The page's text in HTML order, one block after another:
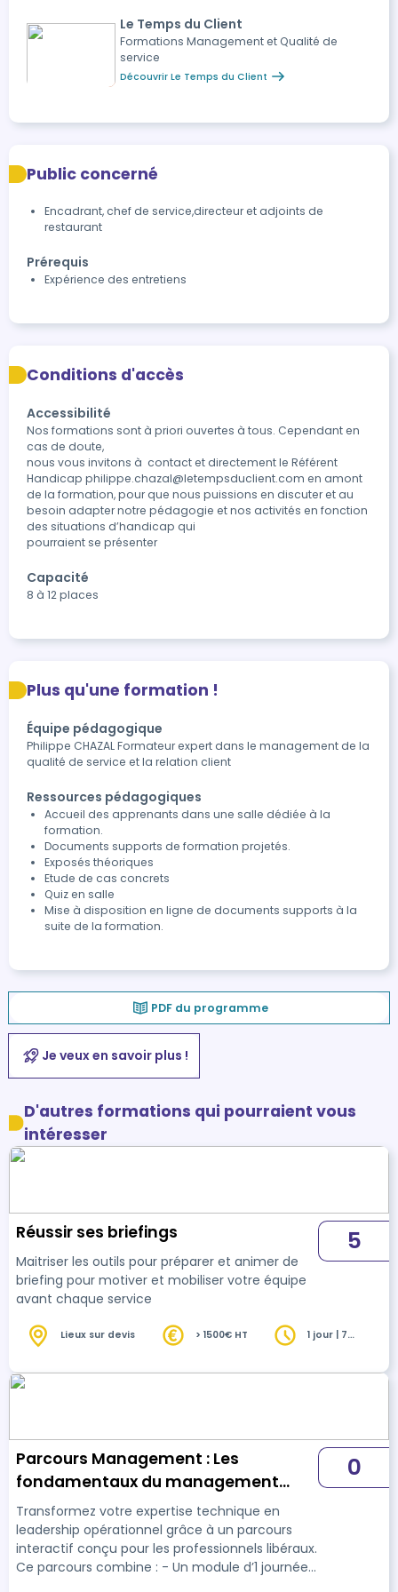
Le Temps du Client
Formations Management et Qualité de
service
Découvrir Le Temps du Client
Public concerné
Encadrant, chef de service,directeur et adjoints de
restaurant
Prérequis
Expérience des entretiens
Conditions d'accès
Accessibilité
Nos formations sont à priori ouvertes à tous. Cependant en
cas de doute,
nous vous invitons à  contact et directement le Référent
Handicap philippe.chazal@letempsduclient.com en amont
de la formation, pour que nous puissions en discuter et au
besoin adapter notre pédagogie et nos activités en fonction
des situations d’handicap qui
pourraient se présenter
Capacité
8 à 12 places
Plus qu'une formation !
Équipe pédagogique
Philippe CHAZAL Formateur expert dans le management de la
qualité de service et la relation client
Ressources pédagogiques
Accueil des apprenants dans une salle dédiée à la
formation.
Documents supports de formation projetés.
Exposés théoriques
Etude de cas concrets
Quiz en salle
Mise à disposition en ligne de documents supports à la
suite de la formation.
PDF du programme
Je veux en savoir plus !
D'autres formations qui pourraient vous
intéresser
Réussir ses briefings
Maitriser les outils pour préparer et animer de
briefing pour motiver et mobiliser votre équipe
avant chaque service
5
Lieux sur devis > 1500€ HT
1 jour | 7
Parcours Management : Les
fondamentaux du management
pour réussir en structure libérale -
tout distanciel
Transformez votre expertise technique en
leadership opérationnel grâce à un parcours
interactif conçu pour les professionnels libéraux.
Ce parcours combine : - Un module d’1 journée
0